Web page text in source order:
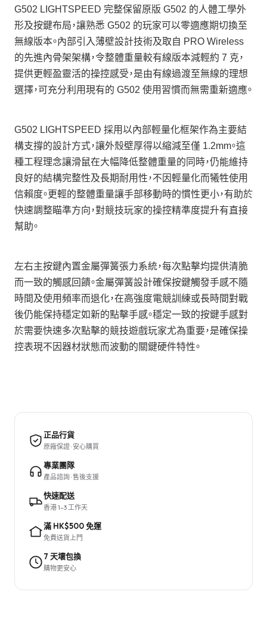
G502 LIGHTSPEED 完整保留原版 G502 的人體工學外
形及按鍵布局，讓熟悉 G502 的玩家可以零適應期切換至
無線版本。內部引入薄壁設計技術及取自 PRO Wireless
的先進內骨架架構，令整體重量較有線版本減輕約 7 克，
提供更輕盈靈活的操控感受，是由有線過渡至無線的理想
選擇，可充分利用現有的 G502 使用習慣而無需重新適應。
G502 LIGHTSPEED 採用以內部輕量化框架作為主要結
構支撐的設計方式，讓外殼壁厚得以縮減至僅 1.2mm。這
種工程理念讓滑鼠在大幅降低整體重量的同時，仍能維持
良好的結構完整性及長期耐用性，不因輕量化而犧牲使用
信賴度。更輕的整體重量讓手部移動時的慣性更小，有助於
快速調整瞄準方向，對競技玩家的操控精準度提升有直接
幫助。
左右主按鍵內置金屬彈簧張力系統，每次點擊均提供清脆
而一致的觸感回饋。金屬彈簧設計確保按鍵觸發手感不隨
時間及使用頻率而退化，在高強度電競訓練或長時間對戰
後仍能保持穩定如新的點擊手感。穩定一致的按鍵手感對
於需要快速多次點擊的競技遊戲玩家尤為重要，是確保操
控表現不因器材狀態而波動的關鍵硬件特性。
正品行貨
原廠保證 · 安心購買
專業團隊
產品諮詢 · 售後支援
快速配送
香港 1–3 工作天
滿 HK$500 免運
免費送貨上門
7 天壞包換
購物更安心